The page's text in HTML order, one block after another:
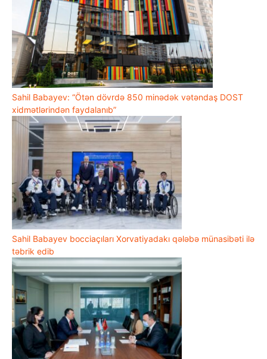
Sahil Babayev: “Ötən dövrdə 850 minədək vətəndaş DOST
xidmətlərindən faydalanıb”
Sahil Babayev bocciaçıları Xorvatiyadakı qələbə münasibəti ilə
təbrik edib